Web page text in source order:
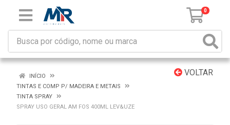
0
VOLTAR
INÍCIO
TINTAS E COMP P/ MADEIRA E METAIS
TINTA SPRAY
SPRAY USO GERAL AM FOS 400ML LEV&UZE